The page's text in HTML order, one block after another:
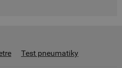
Test pneumatiky